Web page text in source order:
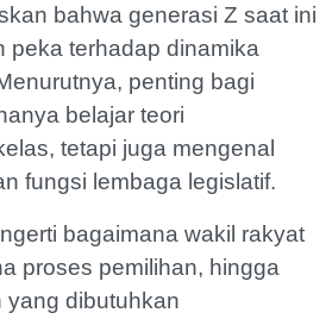
bahwa generasi Z saat ini
peka terhadap dinamika
penting bagi
belajar teori
tetapi juga mengenal
fungsi lembaga legislatif.
bagaimana wakil rakyat
proses pemilihan, hingga
yang dibutuhkan